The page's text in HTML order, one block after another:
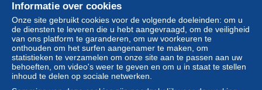
toepassing zijn.
Aankopen moeten worden betaald binnen14
dagenna ontvangst van de eindafrekening van de
verkoper.
Garantie:
Informatie over cookies
Onze site gebruikt cookies voor de volgende doeleinden: om u
de diensten te leveren die u hebt aangevraagd, om de veiligheid
van ons platform te garanderen, om uw voorkeuren te
onthouden om het surfen aangenamer te maken, om
statistieken te verzamelen om onze site aan te passen aan uw
behoeften, om video's weer te geven en om u in staat te stellen
inhoud te delen op sociale netwerken.
Hulpcentrum
Kopen op Delcampe
Verkopen op Delcampe
Een beveiligde website